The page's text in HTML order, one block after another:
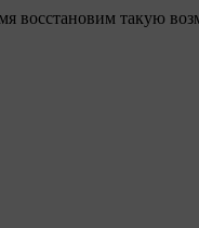
восстановим такую